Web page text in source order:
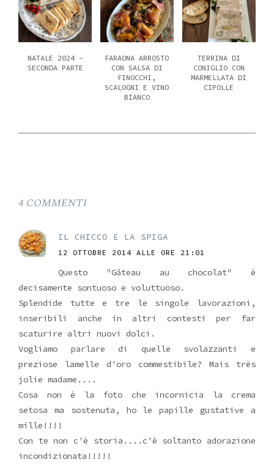
NATALE 2024 -
SECONDA PARTE
FARAONA ARROSTO
CON SALSA DI
FINOCCHI,
SCALOGNI E VINO
BIANCO
TERRINA DI
CONIGLIO CON
MARMELLATA DI
CIPOLLE
4 COMMENTI
IL CHICCO E LA SPIGA
12 OTTOBRE 2014 ALLE ORE 21:01
Questo "Gâteau au chocolat" è
decisamente sontuoso e voluttuoso.
Splendide tutte e tre le singole lavorazioni,
inseribili anche in altri contesti per far
scaturire altri nuovi dolci.
Vogliamo parlare di quelle svolazzanti e
preziose lamelle d'oro commestibile? Mais très
jolie madame....
Cosa non è la foto che incornicia la crema
setosa ma sostenuta, ho le papille gustative a
mille!!!!
Con te non c'è storia....c'è soltanto adorazione
incondizionata!!!!!